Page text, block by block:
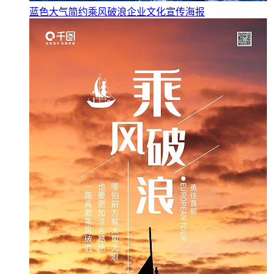
蓝色大气简约乘风破浪企业文化宣传海报